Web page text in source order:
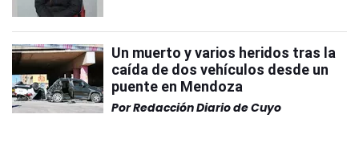
Un muerto y varios heridos tras la
caída de dos vehículos desde un
puente en Mendoza
PorRedacción Diario de Cuyo